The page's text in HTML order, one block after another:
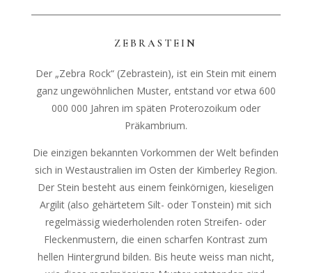
ZEBRASTEIN
Der „Zebra Rock“ (Zebrastein), ist ein Stein mit einem
ganz ungewöhnlichen Muster, entstand vor etwa 600
000 000 Jahren im späten Proterozoikum oder
Präkambrium.
Die einzigen bekannten Vorkommen der Welt befinden
sich in Westaustralien im Osten der Kimberley Region.
Der Stein besteht aus einem feinkörnigen, kieseligen
Argilit (also gehärtetem Silt- oder Tonstein) mit sich
regelmässig wiederholenden roten Streifen- oder
Fleckenmustern, die einen scharfen Kontrast zum
hellen Hintergrund bilden. Bis heute weiss man nicht,